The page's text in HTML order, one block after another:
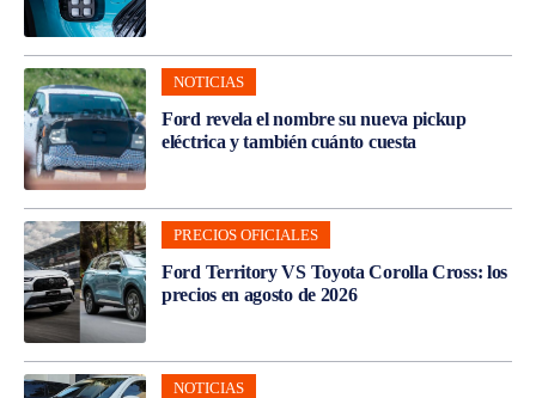
NOTICIAS
Ford revela el nombre su nueva pickup
eléctrica y también cuánto cuesta
PRECIOS OFICIALES
Ford Territory VS Toyota Corolla Cross: los
precios en agosto de 2026
NOTICIAS